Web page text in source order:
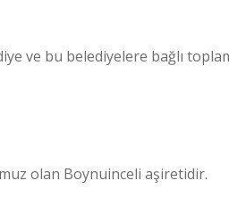
ve bu belediyelere bağlı
olan Boynuinceli aşiretidir.